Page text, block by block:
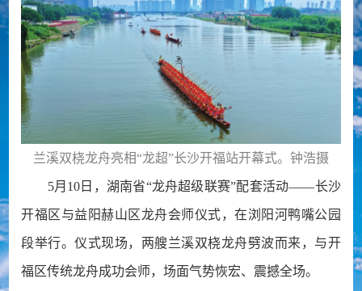
兰溪双桡龙舟亮相“龙超”长沙开福站开幕式。钟浩摄
5月10日，湖南省“龙舟超级联赛”配套活动——长沙
开福区与益阳赫山区龙舟会师仪式，在浏阳河鸭嘴公园
段举行。仪式现场，两艘兰溪双桡龙舟劈波而来，与开
福区传统龙舟成功会师，场面气势恢宏、震撼全场。